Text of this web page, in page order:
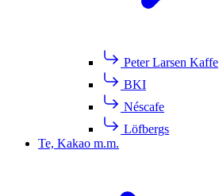
Peter Larsen Kaffe
BKI
Néscafe
Löfbergs
Te, Kakao m.m.